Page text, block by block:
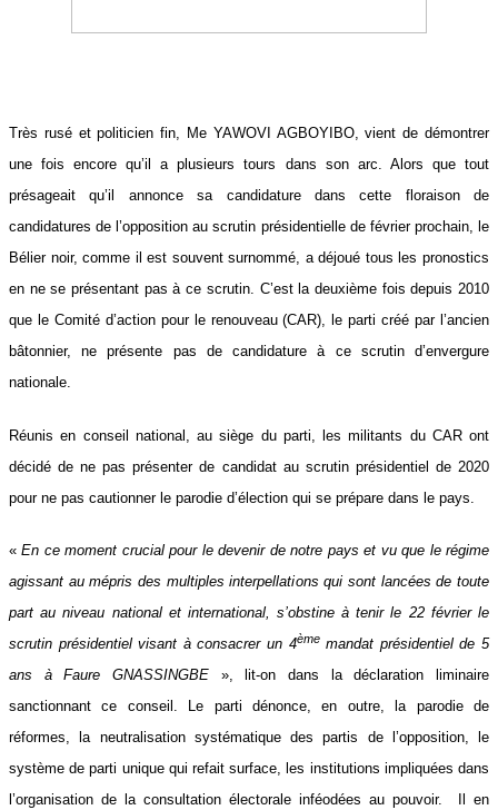
Très rusé et politicien fin, Me YAWOVI AGBOYIBO, vient de démontrer
une fois encore qu’il a plusieurs tours dans son arc. Alors que tout
présageait qu’il annonce sa candidature dans cette floraison de
candidatures de l’opposition au scrutin présidentielle de février prochain, le
Bélier noir, comme il est souvent surnommé, a déjoué tous les pronostics
en ne se présentant pas à ce scrutin. C’est la deuxième fois depuis 2010
que le Comité d’action pour le renouveau (CAR), le parti créé par l’ancien
bâtonnier, ne présente pas de candidature à ce scrutin d’envergure
nationale.
Réunis en conseil national, au siège du parti, les militants du CAR ont
décidé de ne pas présenter de candidat au scrutin présidentiel de 2020
pour ne pas cautionner le parodie d’élection qui se prépare dans le pays.
«En ce moment crucial pour le devenir de notre pays et vu que le régime
agissant au mépris des multiples interpellations qui sont lancées de toute
part au niveau national et international, s’obstine à tenir le 22 février le
scrutin présidentiel visant à consacrer un 4èmemandat présidentiel de 5
ans à Faure GNASSINGBE », lit-on dans la déclaration liminaire
sanctionnant ce conseil. Le parti dénonce, en outre, la parodie de
réformes, la neutralisation systématique des partis de l’opposition, le
système de parti unique qui refait surface, les institutions impliquées dans
l’organisation de la consultation électorale inféodées au pouvoir.
Il en